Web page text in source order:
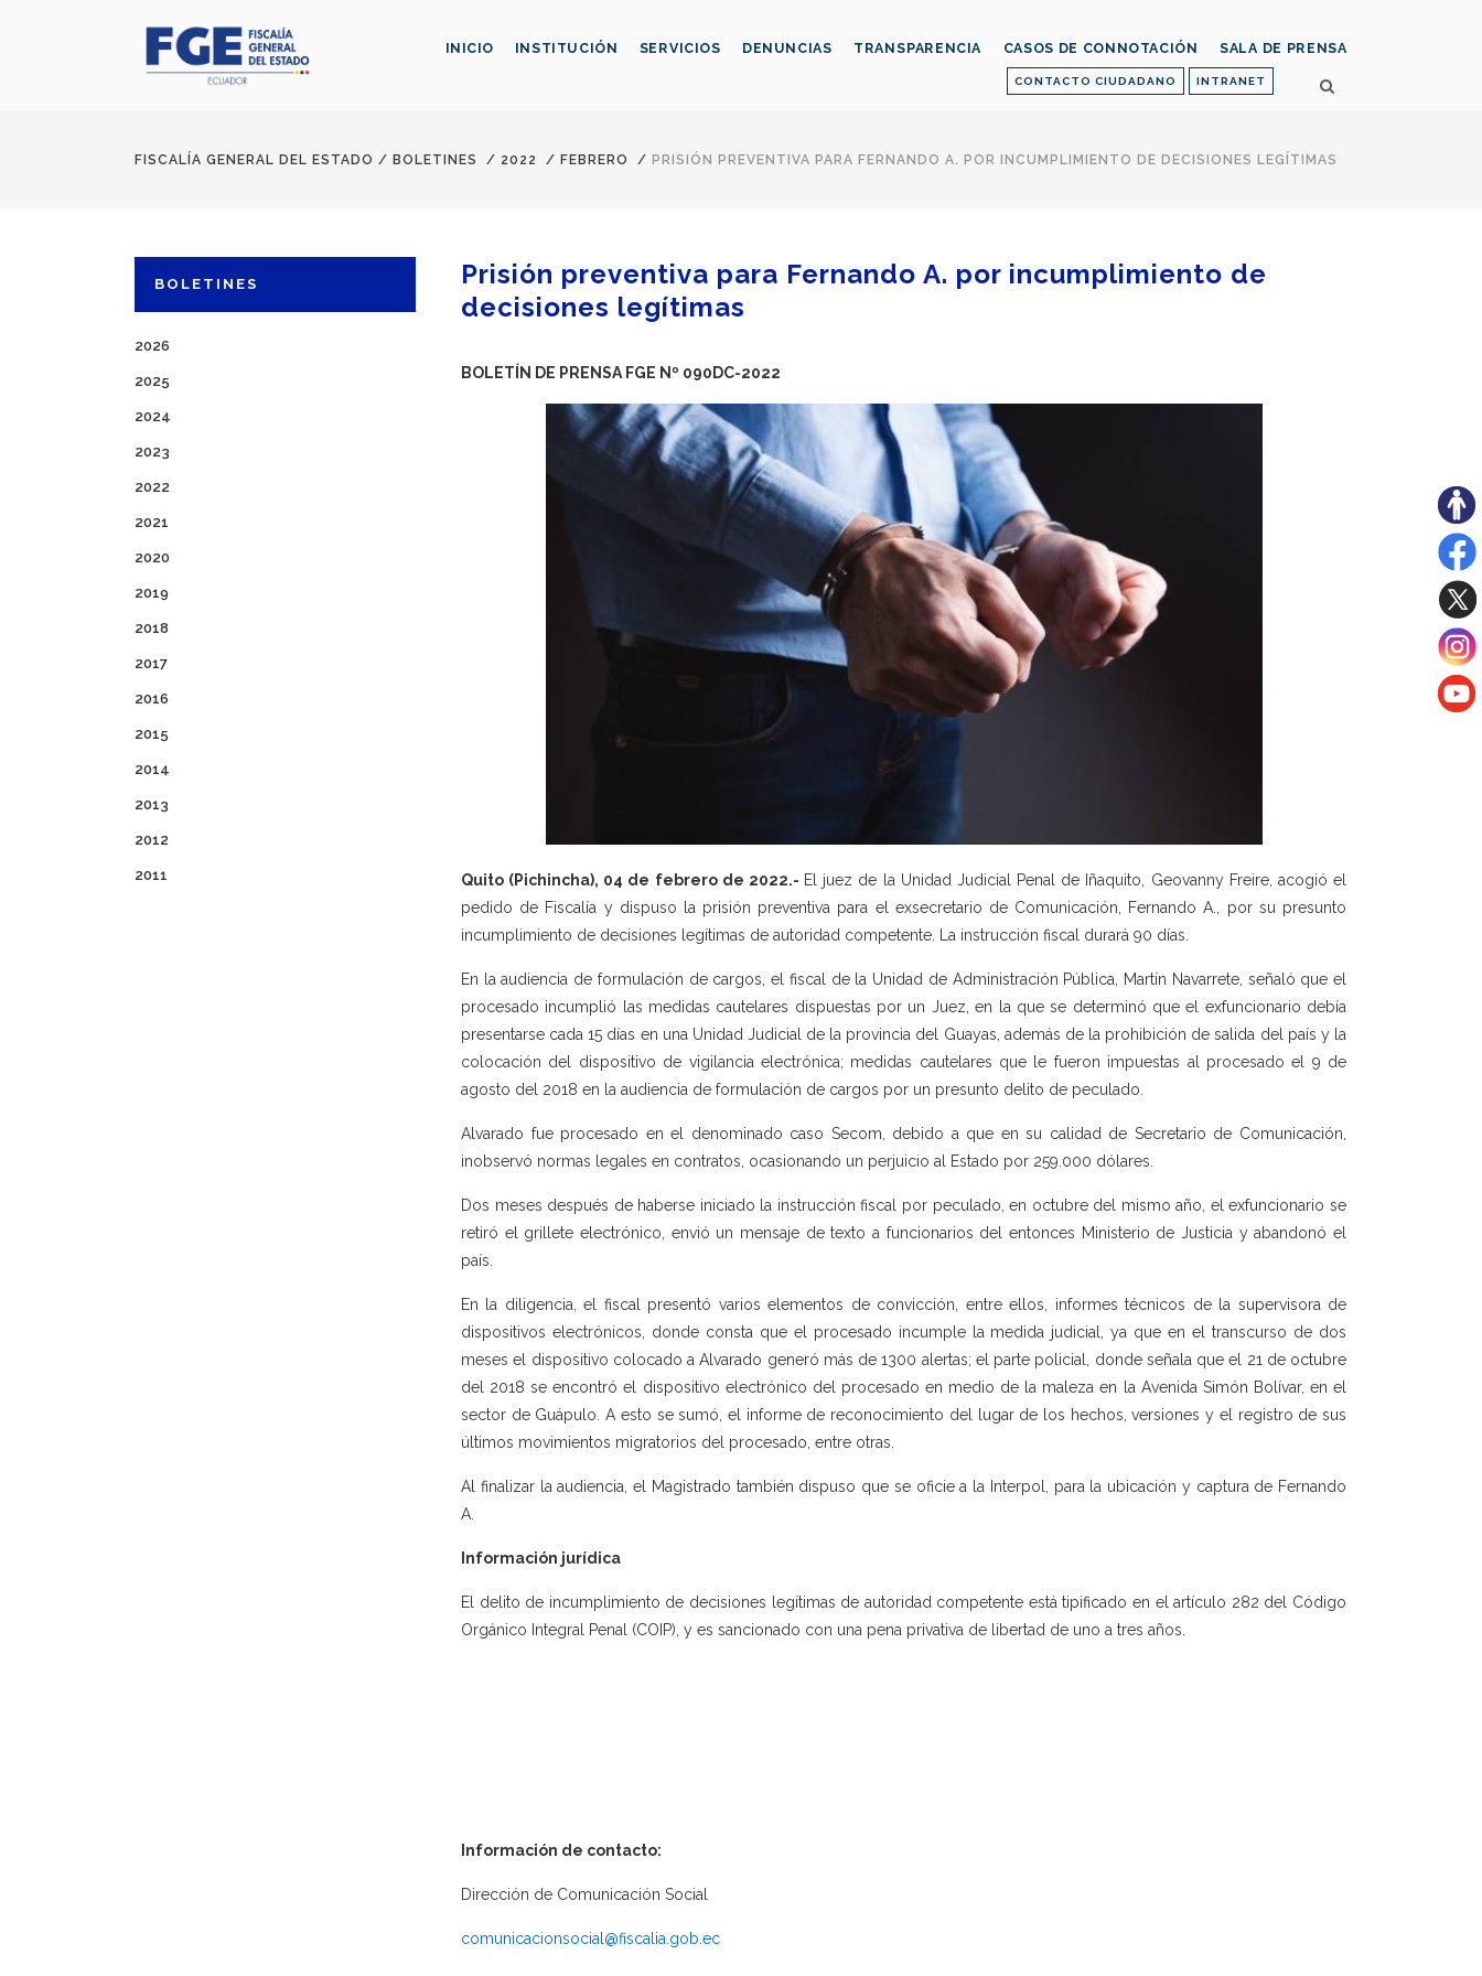
CONTACTO CIUDADANO INTRANET
INICIO INSTITUCIÓN SERVICIOS DENUNCIAS TRANSPARENCIA CASOS DE CONNOTACIÓN SALA DE PRENSA
FISCALÍA GENERAL DEL ESTADO / BOLETINES / 2022 / FEBRERO / PRISIÓN PREVENTIVA PARA FERNANDO A. POR INCUMPLIMIENTO DE DECISIONES LEGÍTIMAS
BOLETINES
2026
2025
2024
2023
2022
2021
2020
2019
2018
2017
2016
2015
2014
2013
2012
2011
Prisión preventiva para Fernando A. por incumplimiento de
decisiones legítimas
BOLETÍN DE PRENSA FGE Nº 090DC-2022
Quito (Pichincha), 04 de febrero de 2022.- El juez de la Unidad Judicial Penal de Iñaquito, Geovanny Freire, acogió el
pedido de Fiscalía y dispuso la prisión preventiva para el exsecretario de Comunicación, Fernando A., por su presunto
incumplimiento de decisiones legítimas de autoridad competente. La instrucción fiscal durará 90 días.
En la audiencia de formulación de cargos, el fiscal de la Unidad de Administración Pública, Martín Navarrete, señaló que el
procesado incumplió las medidas cautelares dispuestas por un Juez, en la que se determinó que el exfuncionario debía
presentarse cada 15 días en una Unidad Judicial de la provincia del Guayas, además de la prohibición de salida del país y la
colocación del dispositivo de vigilancia electrónica; medidas cautelares que le fueron impuestas al procesado el 9 de
agosto del 2018 en la audiencia de formulación de cargos por un presunto delito de peculado.
Alvarado fue procesado en el denominado caso Secom, debido a que en su calidad de Secretario de Comunicación,
inobservó normas legales en contratos, ocasionando un perjuicio al Estado por 259.000 dólares.
Dos meses después de haberse iniciado la instrucción fiscal por peculado, en octubre del mismo año, el exfuncionario se
retiró el grillete electrónico, envió un mensaje de texto a funcionarios del entonces Ministerio de Justicia y abandonó el
país.
En la diligencia, el fiscal presentó varios elementos de convicción, entre ellos, informes técnicos de la supervisora de
dispositivos electrónicos, donde consta que el procesado incumple la medida judicial, ya que en el transcurso de dos
meses el dispositivo colocado a Alvarado generó más de 1300 alertas; el parte policial, donde señala que el 21 de octubre
del 2018 se encontró el dispositivo electrónico del procesado en medio de la maleza en la Avenida Simón Bolívar, en el
sector de Guápulo. A esto se sumó, el informe de reconocimiento del lugar de los hechos, versiones y el registro de sus
últimos movimientos migratorios del procesado, entre otras.
Al finalizar la audiencia, el Magistrado también dispuso que se oficie a la Interpol, para la ubicación y captura de Fernando
A.
Información jurídica
El delito de incumplimiento de decisiones legítimas de autoridad competente está tipificado en el artículo 282 del Código
Orgánico Integral Penal (COIP), y es sancionado con una pena privativa de libertad de uno a tres años.
Información de contacto:
Dirección de Comunicación Social
comunicacionsocial@fiscalia.gob.ec